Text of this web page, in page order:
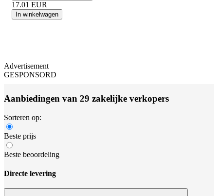
17.01 EUR
In winkelwagen
Advertisement
GESPONSORD
Aanbiedingen van 29 zakelijke verkopers
Sorteren op:
Beste prijs
Beste beoordeling
Directe levering